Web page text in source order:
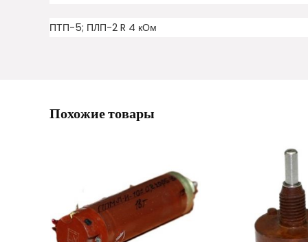
ПТП-5; ПЛП-2 R 4 кОм
Похожие товары